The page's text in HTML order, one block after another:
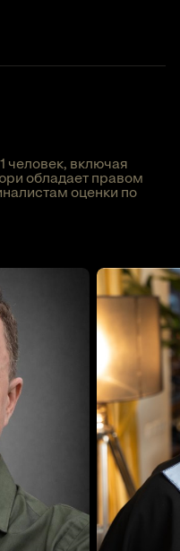
человек, включая
обладает правом
оценки по